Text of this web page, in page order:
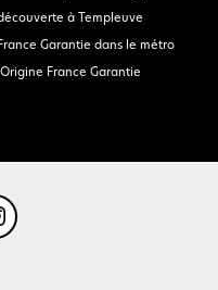
à Templeuve
Garantie dans le métro
France Garantie